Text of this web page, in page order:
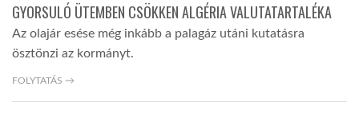
GYORSULÓ ÜTEMBEN CSÖKKEN ALGÉRIA VALUTATARTALÉKA
Az olajár esése még inkább a palagáz utáni kutatásra
ösztönzi az kormányt.
FOLYTATÁS →